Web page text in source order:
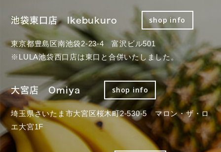
池袋東口店 Ikebukuro shop info
東京都豊島区南池袋2-23-4 富沢ビル501
※LULA池袋西口店は東口と合併いたしました。
大宮店 Omiya shop info
埼玉県さいたま市大宮区桜木町2-530-5 マロン・ザ・ロ
エ大宮1F